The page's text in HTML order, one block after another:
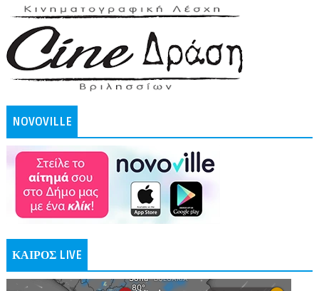
NOVOVILLE
ΚΑΙΡΟΣ LIVE